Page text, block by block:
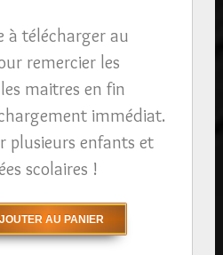
à télécharger au
remercier les
maitres en fin
immédiat.
plusieurs enfants et
scolaires !
AU PANIER